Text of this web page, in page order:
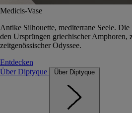
Medicis-Vase
Antike Silhouette, mediterrane Seele.
den Ursprüngen griechischer Amphoren,
zeitgenössischer Odyssee.
Entdecken
Über Diptyque
Über Diptyque